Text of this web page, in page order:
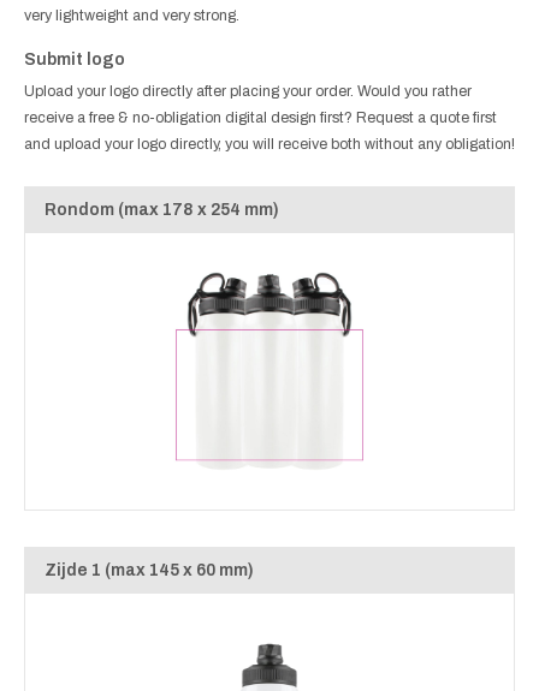
very lightweight and very strong.
Submit logo
Upload your logo directly after placing your order. Would you rather
receive a free & no-obligation digital design first? Request a quote first
and upload your logo directly, you will receive both without any obligation!
Rondom (max 178 x 254 mm)
Zijde 1 (max 145 x 60 mm)